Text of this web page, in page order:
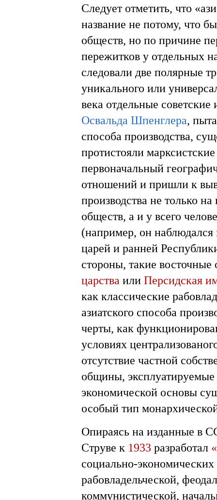
Следует отметить, что
название не потому, что
обществ, но по причине
пережитков у отдельных
следовали две полярные
уникального или
века отдельные
Освальда Шпенглера,
способа производства,
протистояли
первоначальный
отношений и пришли к
производства не только
обществ, а и у всего
(например, он
царей и ранней
стороны, такие
царства или Персидская
как классические
азиатского способа
черты, как
условиях
отсутствие частной
общины, эксплуатируемые
экономической основы
особый тип
Опираясь на изданные в
Струве к 1933 разработал
социально-
рабовладельческой,
коммунистической,